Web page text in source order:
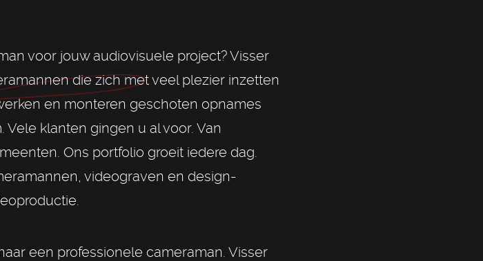
voor jouw audiovisuele project? Visser
die zich met veel plezier inzetten
en monteren geschoten opnames
klanten gingen u al voor. Van
Ons portfolio groeit iedere dag.
videograven en design-
een professionele cameraman. Visser